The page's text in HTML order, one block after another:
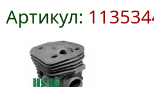
Артикул: